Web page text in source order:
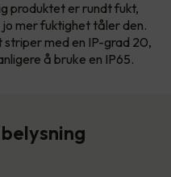
produktet er rundt fukt,
mer fuktighet tåler den.
med en IP-grad 20,
å bruke en IP65.